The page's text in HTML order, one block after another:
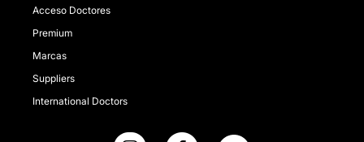
Acceso Doctores
Premium
Marcas
Suppliers
International Doctors